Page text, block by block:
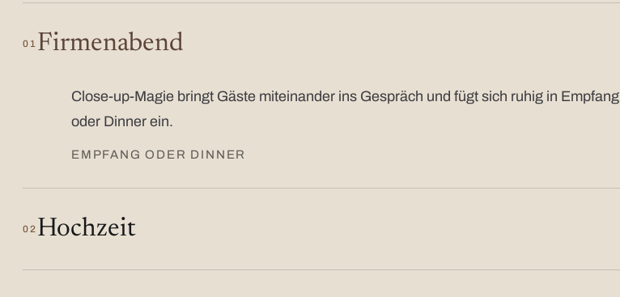
01 Firmenabend
Close-up-Magie bringt Gäste miteinander ins Gespräch und fügt sich ruhig in Empfang
oder Dinner ein.
EMPFANG ODER DINNER
02 Hochzeit